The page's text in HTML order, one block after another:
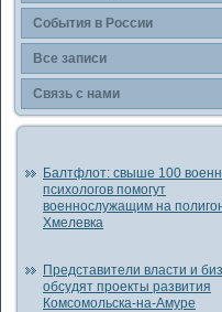
События в России
Все записи
Связь с нами
Балтфлот: свыше 100
психологов помогут
военнослужащим на
Хмелевка
Представители власти и
обсудят проекты развития
Комсомольска-на-Амуре